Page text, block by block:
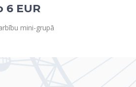
6 EUR
mini-grupā